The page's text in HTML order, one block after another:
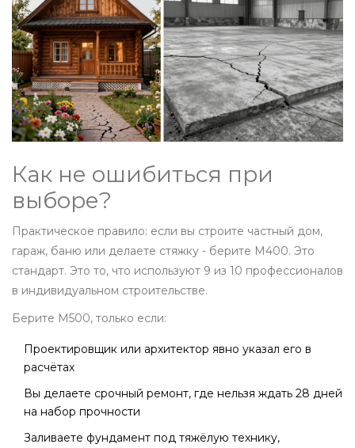
Как не ошибиться при
выборе?
Практическое правило: если вы строите частный дом,
гараж, баню или делаете стяжку - берите М400. Это
стандарт. Это то, что используют 9 из 10 профессионалов
в индивидуальном строительстве.
Берите М500, только если:
Проектировщик или архитектор явно указал его в
расчётах
Вы делаете срочный ремонт, где нельзя ждать 28 дней
на набор прочности
Заливаете фундамент под тяжёлую технику,